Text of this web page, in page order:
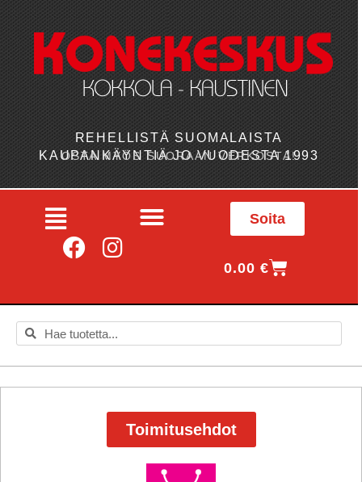
REHELLISTÄ SUOMALAISTA
KAUPANKÄYNTIÄ JO VUODESTA 1993
OSTA MYÖS SUORAAN VERKOSTA!
Soita
0.00€
Toimitusehdot